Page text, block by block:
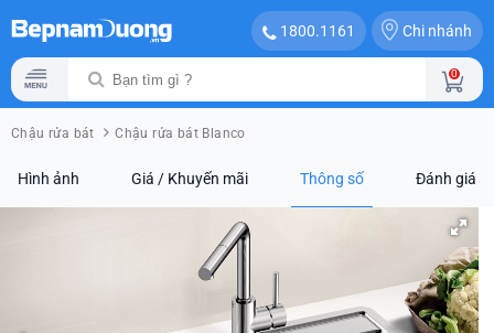
1800.1161 Chi nhánh
0
Chậu rửa bát Chậu rửa bát Blanco
Hình ảnh Giá / Khuyến mãi Thông số Đánh giá